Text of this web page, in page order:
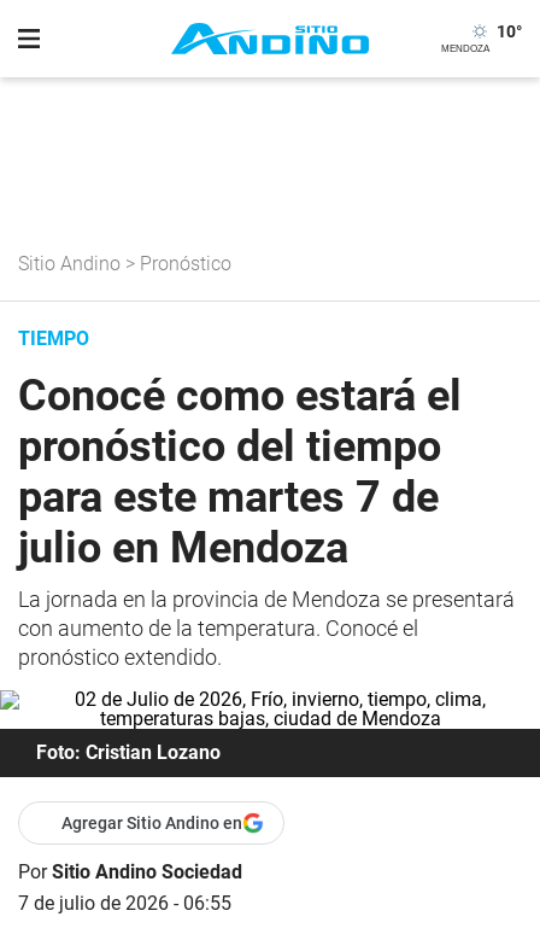
10°
Sitio Andino > Pronóstico
TIEMPO
Conocé como estará el
pronóstico del tiempo
para este martes 7 de
julio en Mendoza
La jornada en la provincia de Mendoza se presentará
con aumento de la temperatura. Conocé el
pronóstico extendido.
Foto: Cristian Lozano
Agregar Sitio Andino en
PorSitio Andino Sociedad
7 de julio de 2026 - 06:55